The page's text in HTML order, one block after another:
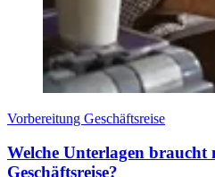
Vorbereitung Geschäftsreise
Welche Unterlagen braucht
Geschäftsreise?